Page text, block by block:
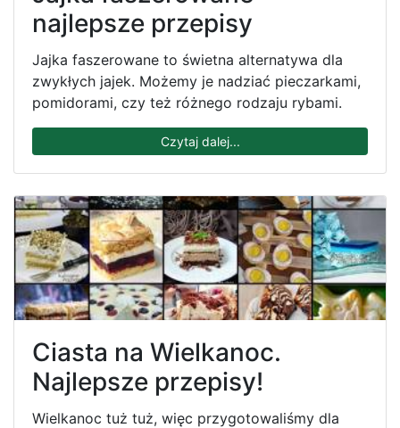
najlepsze przepisy
Jajka faszerowane to świetna alternatywa dla
zwykłych jajek. Możemy je nadziać pieczarkami,
pomidorami, czy też różnego rodzaju rybami.
Czytaj dalej...
Ciasta na Wielkanoc.
Najlepsze przepisy!
Wielkanoc tuż tuż, więc przygotowaliśmy dla